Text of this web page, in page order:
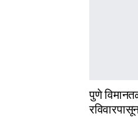
पुणे